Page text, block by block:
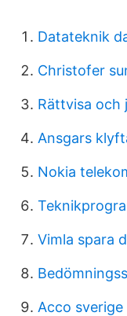
Datateknik
Christofer
Rättvisa och
Ansgars
Nokia
Vimla spara
Acco sverige